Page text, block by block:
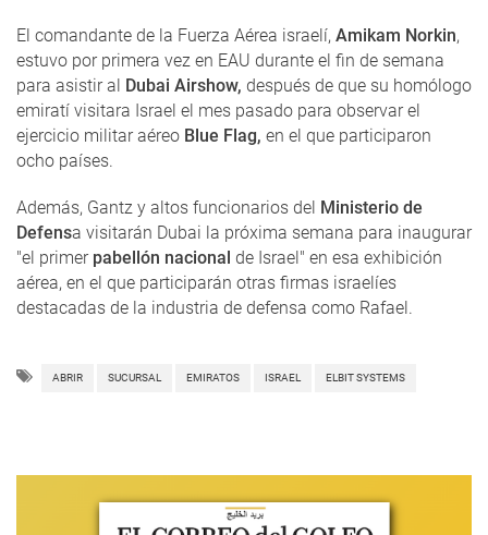
El comandante de la Fuerza Aérea israelí, Amikam Norkin,
estuvo por primera vez en EAU durante el fin de semana
para asistir al Dubai Airshow, después de que su homólogo
emiratí visitara Israel el mes pasado para observar el
ejercicio militar aéreo Blue Flag, en el que participaron
ocho países.
Además, Gantz y altos funcionarios del Ministerio de
Defensa visitarán Dubai la próxima semana para inaugurar
"el primer pabellón nacional de Israel" en esa exhibición
aérea, en el que participarán otras firmas israelíes
destacadas de la industria de defensa como Rafael.
ABRIR SUCURSAL EMIRATOS ISRAEL ELBIT SYSTEMS